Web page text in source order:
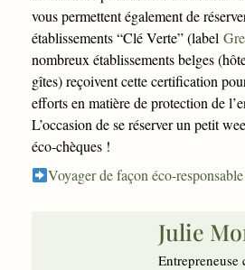
vous permettent également de
établissements “Clé Verte” (label
nombreux établissements belges
gîtes) reçoivent cette certification
efforts en matière de protection de
L’occasion de se réserver un petit
éco-chèques !
Voyager de façon éco-responsable
Julie
Entrepreneuse